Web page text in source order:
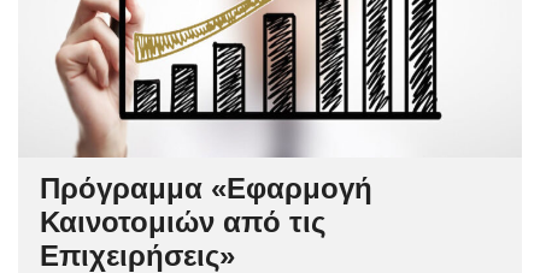
Πρόγραμμα «Εφαρμογή
Καινοτομιών από τις
Επιχειρήσεις»